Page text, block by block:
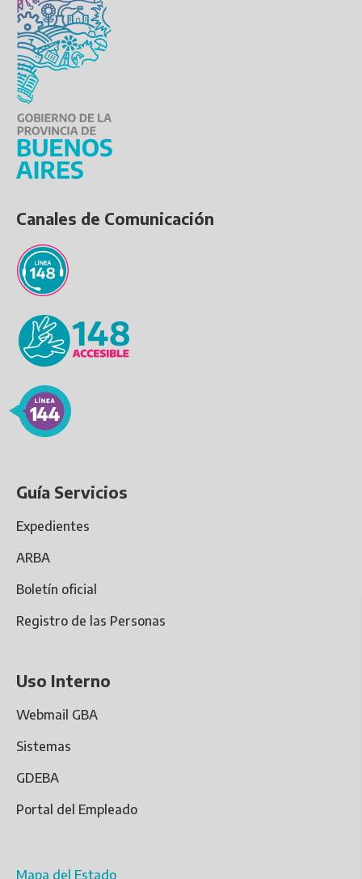
Canales de Comunicación
Guía Servicios
Expedientes
ARBA
Boletín oficial
Registro de las Personas
Uso Interno
Webmail GBA
Sistemas
GDEBA
Portal del Empleado
Mapa del Estado